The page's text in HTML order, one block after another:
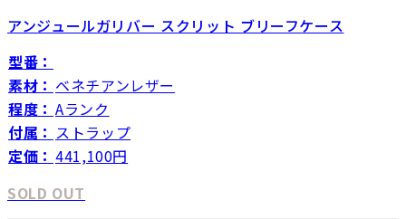
アンジュールガリバー スクリット ブリーフケース
型番：
素材： ベネチアンレザー
程度： Aランク
付属： ストラップ
定価： 441,100円
SOLD OUT